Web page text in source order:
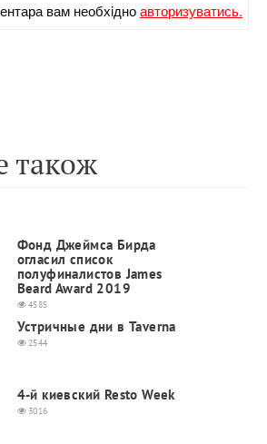
вам необхiдноавторизуватись.
також
Фонд Джеймса Бирда
огласил список
полуфиналистов James
Beard Award 2019
4585
Устричные дни в Taverna
2544
4-й киевский Resto Week
3016